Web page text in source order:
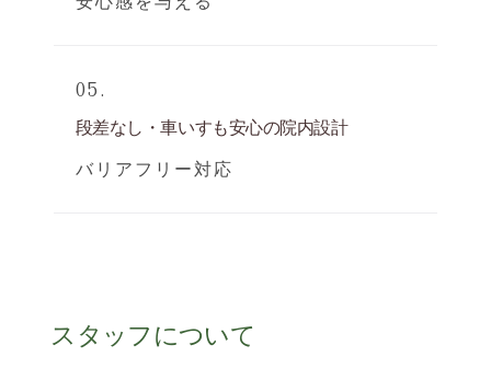
05.
段差なし・車いすも安心の院内設計
バリアフリー対応
スタッフについて